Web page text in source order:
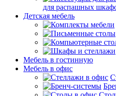
для распашных
Детская мебель
Мебель в гостинную
Мебель в офис